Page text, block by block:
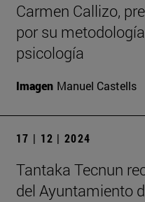
Carmen Callizo,
por su
psicología
Imagen Manuel Castells
17 | 12 | 2024
Tantaka Tecnun
del Ayuntamiento